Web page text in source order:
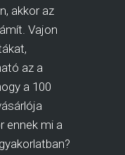
akkor az
Vajon
az a
a 100
ennek mi a